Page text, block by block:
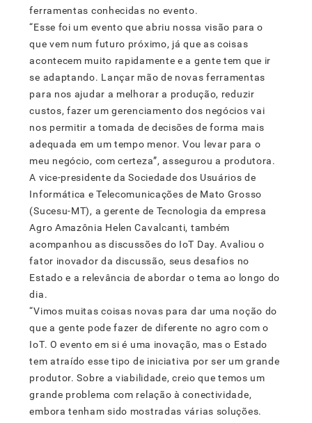
ferramentas conhecidas no evento.
“Esse foi um evento que abriu nossa visão para o
que vem num futuro próximo, já que as coisas
acontecem muito rapidamente e a gente tem que ir
se adaptando. Lançar mão de novas ferramentas
para nos ajudar a melhorar a produção, reduzir
custos, fazer um gerenciamento dos negócios vai
nos permitir a tomada de decisões de forma mais
adequada em um tempo menor. Vou levar para o
meu negócio, com certeza”, assegurou a produtora.
A vice-presidente da Sociedade dos Usuários de
Informática e Telecomunicações de Mato Grosso
(Sucesu-MT), a gerente de Tecnologia da empresa
Agro Amazônia Helen Cavalcanti, também
acompanhou as discussões do IoT Day. Avaliou o
fator inovador da discussão, seus desafios no
Estado e a relevância de abordar o tema ao longo do
dia.
“Vimos muitas coisas novas para dar uma noção do
que a gente pode fazer de diferente no agro com o
IoT. O evento em si é uma inovação, mas o Estado
tem atraído esse tipo de iniciativa por ser um grande
produtor. Sobre a viabilidade, creio que temos um
grande problema com relação à conectividade,
embora tenham sido mostradas várias soluções.